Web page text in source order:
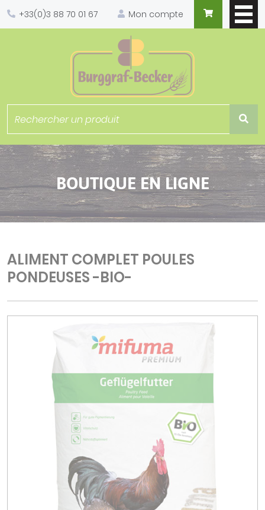
+33(0)3 88 70 01 67 Mon compte
BOUTIQUE EN LIGNE
ALIMENT COMPLET POULES
PONDEUSES -BIO-
Panneau de gestion des cookies